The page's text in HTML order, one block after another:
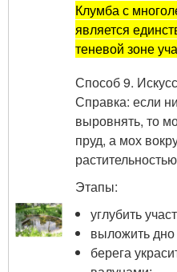
Клумба с
является
теневой зоне
Способ 9.
Справка: если
выровнять, то
пруд, а мох
Этапы:
углубить
выложить дно
берега